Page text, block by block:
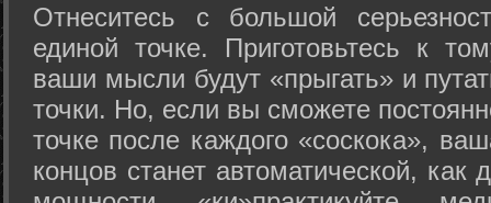
Отнеситесь с большой
единой точке. Приготовьтесь к
ваши мысли будут «прыгать» и
точки. Но, если вы сможете
точке после каждого «соскока»,
концов станет автоматической,